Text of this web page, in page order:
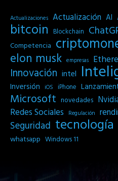
Actualizaciones Actualización AI
bitcoin Blockchain
Competencia
elon musk empresas
Innovación intel
Inversión iOS iPhone
Microsoft novedades
Redes Sociales
Regulación
Seguridad tecnología
whatsapp Windows 11